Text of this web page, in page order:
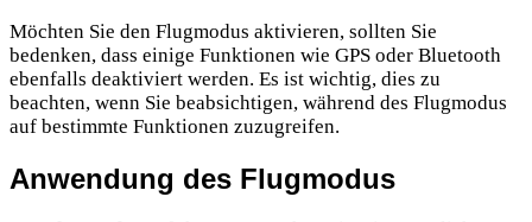
Möchten Sie den Flugmodus aktivieren, sollten Sie
bedenken, dass einige Funktionen wie GPS oder Bluetooth
ebenfalls deaktiviert werden. Es ist wichtig, dies zu
beachten, wenn Sie beabsichtigen, während des Flugmodus
auf bestimmte Funktionen zuzugreifen.
Anwendung des Flugmodus